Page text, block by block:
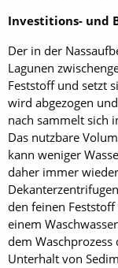
Investitions- und
Der in der
Lagunen
Feststoff und setzt
wird abgezogen
nach sammelt sich
Das nutzbare
kann weniger
daher immer
den feinen
einem
dem
Unterhalt von